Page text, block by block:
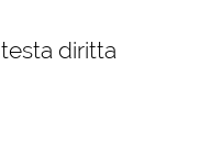
diritta